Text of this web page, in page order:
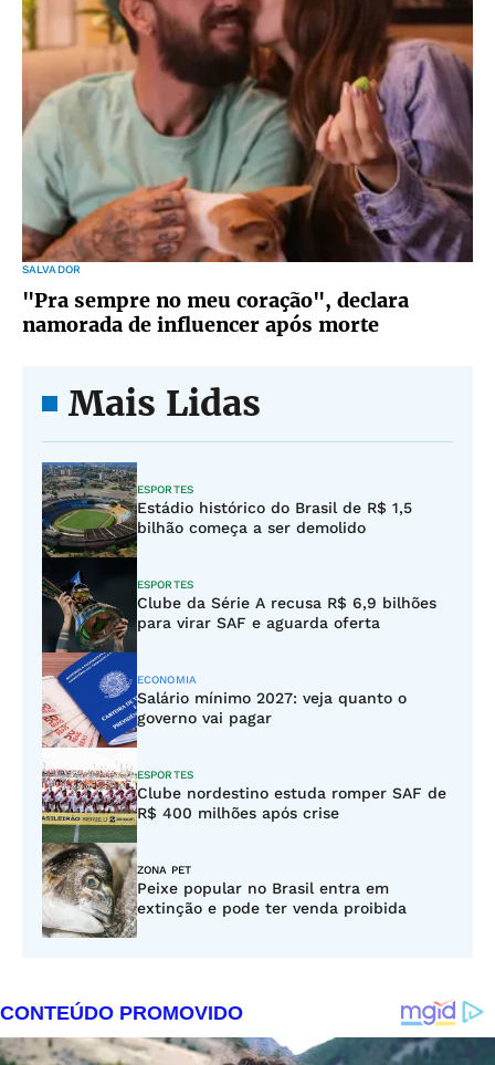
SALVADOR
"Pra sempre no meu coração", declara
namorada de influencer após morte
Mais Lidas
ESPORTES
Estádio histórico do Brasil de R$ 1,5
bilhão começa a ser demolido
ESPORTES
Clube da Série A recusa R$ 6,9 bilhões
para virar SAF e aguarda oferta
ECONOMIA
Salário mínimo 2027: veja quanto o
governo vai pagar
ESPORTES
Clube nordestino estuda romper SAF de
R$ 400 milhões após crise
ZONA PET
Peixe popular no Brasil entra em
extinção e pode ter venda proibida